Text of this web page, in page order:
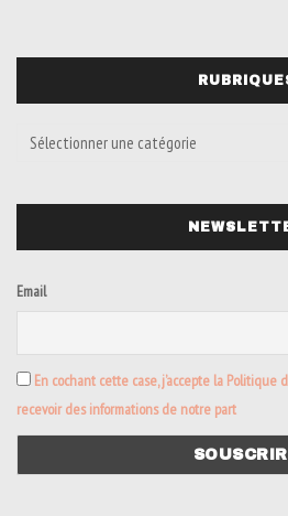
Email
En cochant cette case, j’accepte la
recevoir des informations de notre part